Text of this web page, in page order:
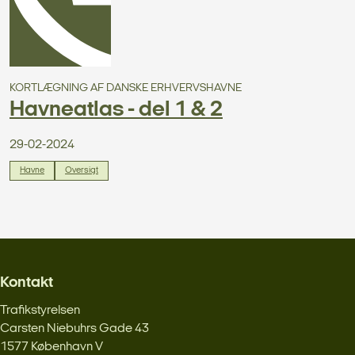
KORTLÆGNING AF DANSKE ERHVERVSHAVNE
Havneatlas - del 1 & 2
29-02-2024
Havne Oversigt
Kontakt
Trafikstyrelsen
Carsten Niebuhrs Gade 43
1577 København V